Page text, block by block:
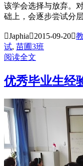
该学会选择与放弃。
础上，会逐步尝试分
Japhia2015-09-20
试, 苗圃3班
阅读全文
优秀毕业生经